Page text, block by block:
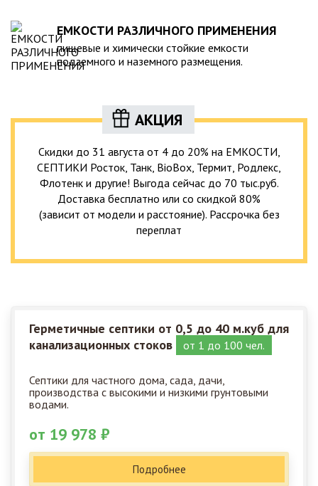
ЕМКОСТИ РАЗЛИЧНОГО ПРИМЕНЕНИЯ
пищевые и химически стойкие емкости
подземного и наземного размещения.
АКЦИЯ
Скидки до 31 августа от 4 до 20% на ЕМКОСТИ,
СЕПТИКИ Росток, Танк, BioBox, Термит, Родлекс,
Флотенк и другие! Выгода сейчас до 70 тыс.руб.
Доставка бесплатно или со скидкой 80%
(зависит от модели и расстояние). Рассрочка без
переплат
Герметичные септики от 0,5 до 40 м.куб для
канализационных стоков
от 1 до 100 чел.
Септики для частного дома, сада, дачи,
производства с высокими и низкими грунтовыми
водами.
от 19 978 ₽
Подробнее